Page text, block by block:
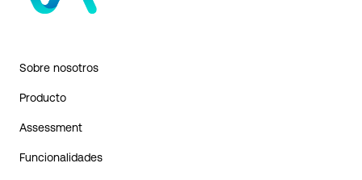
Sobre nosotros
Producto
Assessment
Funcionalidades